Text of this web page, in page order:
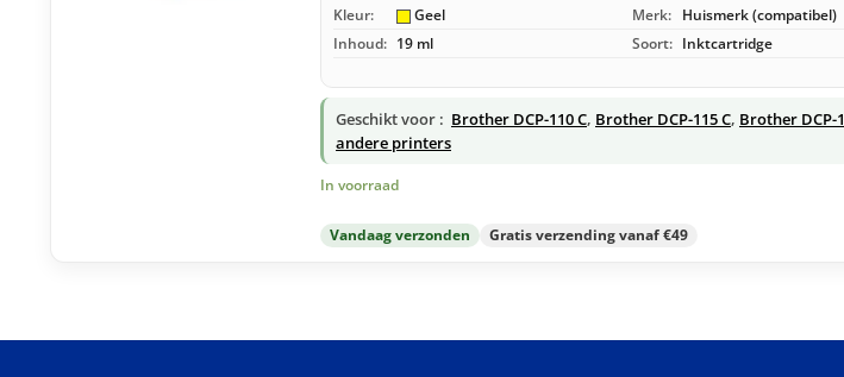
Kleur: Geel Merk: Huismerk (compatibel)
Inhoud: 19 ml Soort: Inktcartridge
Geschikt voor : Brother DCP-110 C, Brother DCP-115 C, Brother DCP-
andere printers
In voorraad
Vandaag verzonden Gratis verzending vanaf €49